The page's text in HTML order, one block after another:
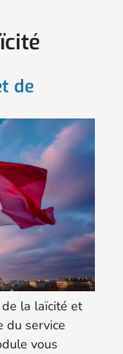
de
la laïcité et
du service
vous